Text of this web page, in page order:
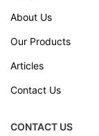
About Us
Our Products
Articles
Contact Us
CONTACT US